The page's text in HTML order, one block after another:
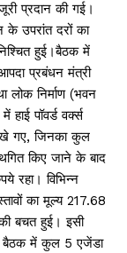
प्रदान की गई।
के उपरांत दरों का
हुई।बैठक में
आपदा प्रबंधन मंत्री
लोक निर्माण (भवन
पॉवर्ड वर्क्स
गए, जिनका कुल
किए जाने के बाद
रहा। विभिन्न
का मूल्य 217.68
बचत हुई। इसी
बैठक में कुल 5 एजेंडा